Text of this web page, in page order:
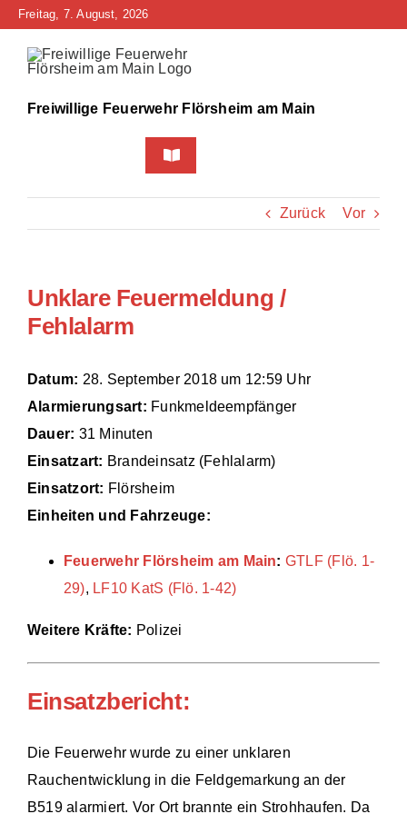
Zum
springen
Freitag, 7. August, 2026
Freiwillige Feuerwehr Flörsheim am Main
Toggle
Navigation
Home
Bürgerinfo
Technik
Zurück Vor
Unklare Feuermeldung /
Fehlalarm
Datum: 28. September 2018 um 12:59 Uhr
Alarmierungsart: Funkmeldeempfänger
Dauer: 31 Minuten
Einsatzart: Brandeinsatz (Fehlalarm)
Einsatzort: Flörsheim
Einheiten und Fahrzeuge:
Feuerwehr Flörsheim am Main: GTLF (Flö. 1-
29), LF10 KatS (Flö. 1-42)
Weitere Kräfte: Polizei
Einsatzbericht:
Die Feuerwehr wurde zu einer unklaren
Rauchentwicklung in die Feldgemarkung an der
B519 alarmiert. Vor Ort brannte ein Strohhaufen. Da